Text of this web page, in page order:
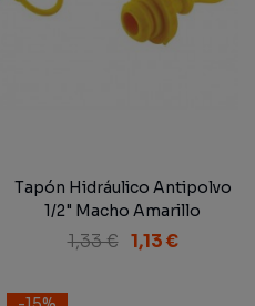
Tapón Hidráulico Antipolvo
1/2" Macho Amarillo
1,33 € 1,13 €